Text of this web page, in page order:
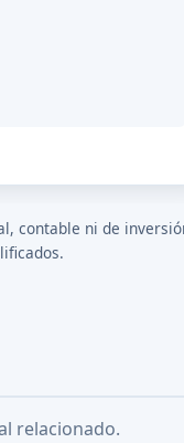
contable ni de
relacionado.